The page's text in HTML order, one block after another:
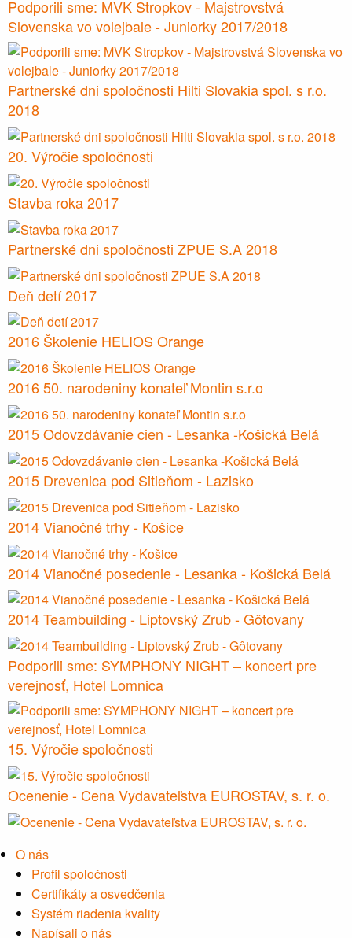
Podporili sme: MVK Stropkov - Majstrovstvá
Slovenska vo volejbale - Juniorky 2017/2018
Partnerské dni spoločnosti Hilti Slovakia spol. s r.o.
2018
20. Výročie spoločnosti
Stavba roka 2017
Partnerské dni spoločnosti ZPUE S.A 2018
Deň detí 2017
2016 Školenie HELIOS Orange
2016 50. narodeniny konateľ Montin s.r.o
2015 Odovzdávanie cien - Lesanka -Košická Belá
2015 Drevenica pod Sitieňom - Lazisko
2014 Vianočné trhy - Košice
2014 Vianočné posedenie - Lesanka - Košická Belá
2014 Teambuilding - Liptovský Zrub - Gôtovany
Podporili sme: SYMPHONY NIGHT – koncert pre
verejnosť, Hotel Lomnica
15. Výročie spoločnosti
Ocenenie - Cena Vydavateľstva EUROSTAV, s. r. o.
O nás
Profil spoločnosti
Certifikáty a osvedčenia
Systém riadenia kvality
Napísali o nás